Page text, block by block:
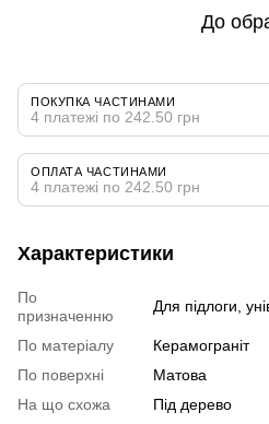
До
ПОКУПКА ЧАСТИНАМИ
4 платежі по 242.50 грн
ОПЛАТА ЧАСТИНАМИ
4 платежі по 242.50 грн
Характеристики
По
призначенню
Для підлоги,
По матеріалу
Керамограніт
По поверхні
Матова
На що схожа
Під дерево